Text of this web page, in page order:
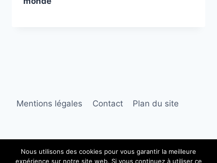
Mentions légales Contact Plan du site
Nous utilisons des cookies pour vous garantir la meilleure
expérience sur notre site web. Si vous continuez à utiliser ce